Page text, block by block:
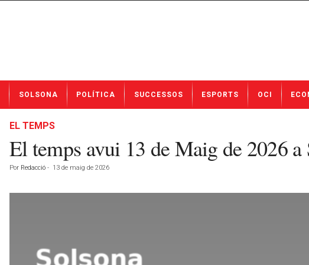
t
SOLSONA POLÍTICA SUCCESSOS ESPORTS OCI
EL TEMPS
El temps avui 13 de Maig de 2026
Por Redacció - 13 de maig de 2026